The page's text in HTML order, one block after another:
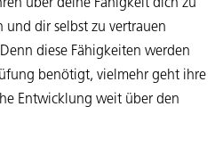
über deine Fähigkeit dich zu
dir selbst zu vertrauen
diese Fähigkeiten werden
benötigt, vielmehr geht ihre
Entwicklung weit über den